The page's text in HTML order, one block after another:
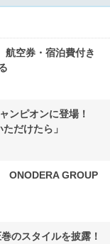
航空券・宿泊費付き
ンピオンに登場！
だけたら」
ONODERA GROUP
のスタイルを披露！